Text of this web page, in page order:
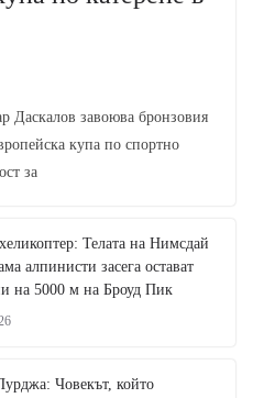
Даскалов завоюва бронзовия
купа по спортно
за
Телата на Нимсдай
алпинисти засега остават
на 5000 м на Броуд Пик
Човекът, който